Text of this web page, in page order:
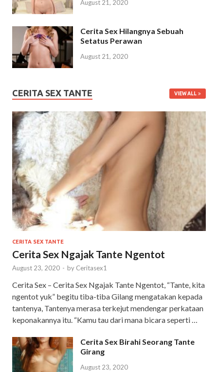
August 21, 2020
Cerita Sex Hilangnya Sebuah
Setatus Perawan
August 21, 2020
CERITA SEX TANTE VIEW ALL
CERITA SEX TANTE
Cerita Sex Ngajak Tante Ngentot
August 23, 2020 - by Ceritasex1
Cerita Sex – Cerita Sex Ngajak Tante Ngentot, “Tante, kita
ngentot yuk” begitu tiba-tiba Gilang mengatakan kepada
tantenya, Tantenya merasa terkejut mendengar perkataan
keponakannya itu. “Kamu tau dari mana bicara seperti …
Cerita Sex Birahi Seorang Tante
Girang
August 23, 2020